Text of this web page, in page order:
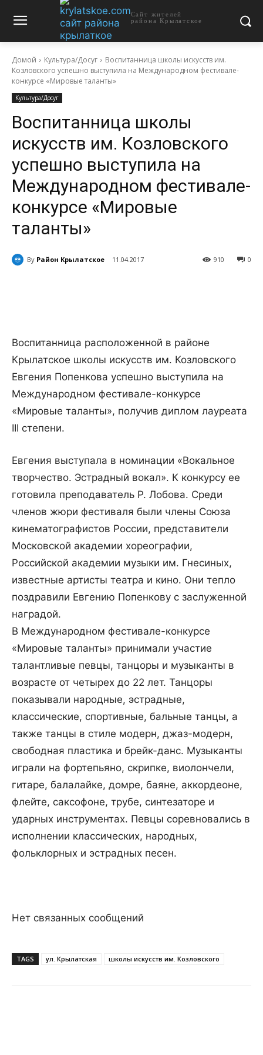
Сайт жителей
района Крылатское
Домой Культура/Досуг
Воспитанница школы искусств им.
Козловского успешно выступила на Международном фестивале-
конкурсе «Мировые таланты»
Культура/Досуг
Воспитанница школы
искусств им. Козловского
успешно выступила на
Международном фестивале-
конкурсе «Мировые
таланты»
By Район Крылатское 11.04.2017 0
910
Воспитанница расположенной в районе
Крылатское школы искусств им. Козловского
Евгения Попенкова успешно выступила на
Международном фестивале-конкурсе
«Мировые таланты», получив диплом лауреата
III степени.
Евгения выступала в номинации «Вокальное
творчество. Эстрадный вокал». К конкурсу ее
готовила преподаватель Р. Лобова. Среди
членов жюри фестиваля были члены Союза
кинематографистов России, представители
Московской академии хореографии,
Российской академии музыки им. Гнесиных,
известные артисты театра и кино. Они тепло
поздравили Евгению Попенкову с заслуженной
наградой.
В Международном фестивале-конкурсе
«Мировые таланты» принимали участие
талантливые певцы, танцоры и музыканты в
возрасте от четырех до 22 лет. Танцоры
показывали народные, эстрадные,
классические, спортивные, бальные танцы, а
также танцы в стиле модерн, джаз-модерн,
свободная пластика и брейк-данс. Музыканты
играли на фортепьяно, скрипке, виолончели,
гитаре, балалайке, домре, баяне, аккордеоне,
флейте, саксофоне, трубе, синтезаторе и
ударных инструментах. Певцы соревновались в
исполнении классических, народных,
фольклорных и эстрадных песен.
Нет связанных сообщений
TAGS ул. Крылатская школы искусств им. Козловского